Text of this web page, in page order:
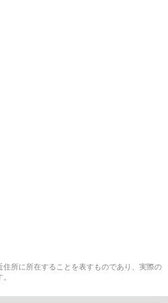
所に所在することを表すものであり、実際の